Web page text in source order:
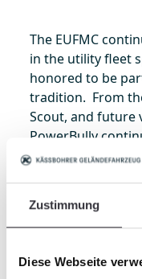
Zustimmung
Diese Webseite
The EUFMC
in the utility fleet
honored to be
tradition. From
Scout, and future
PowerBully
utility industry to
this market are